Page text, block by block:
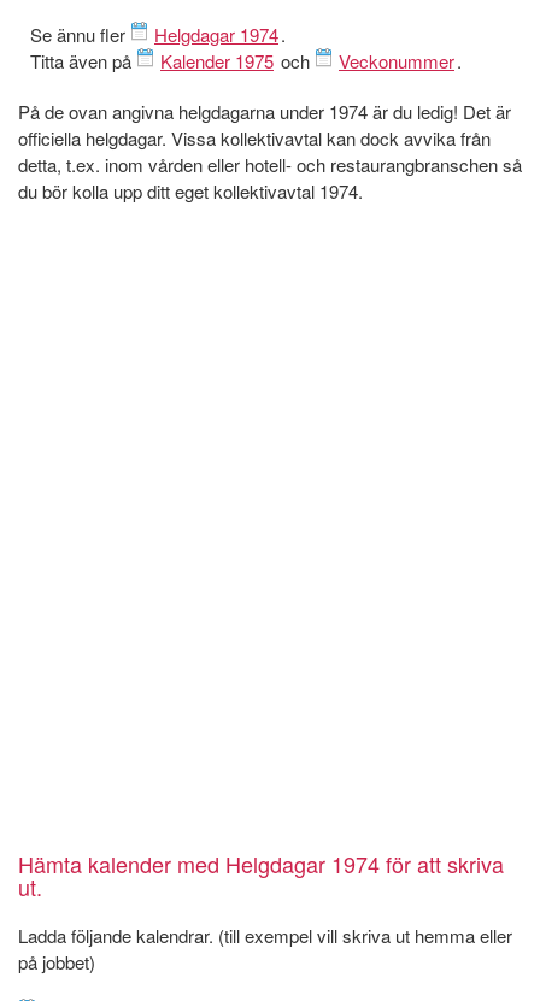
Se ännu fler
Helgdagar 1974.
Titta även på
Kalender 1975 och Veckonummer.
På de ovan angivna helgdagarna under 1974 är du ledig! Det är
officiella helgdagar. Vissa kollektivavtal kan dock avvika från
detta, t.ex. inom vården eller hotell- och restaurangbranschen så
du bör kolla upp ditt eget kollektivavtal 1974.
Hämta kalender med Helgdagar 1974 för att skriva
ut.
Ladda följande kalendrar. (till exempel vill skriva ut hemma eller
på jobbet)